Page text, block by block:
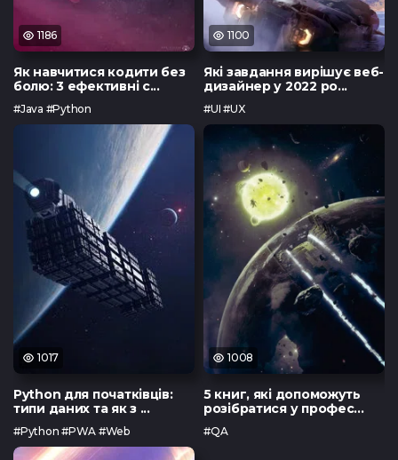
1186
Як навчитися кодити без
болю: 3 ефективні с...
#Java #Python
1100
Які завдання вирішує веб-
дизайнер у 2022 ро...
#UI #UX
1017
Python для початківців:
типи даних та як з ...
#Python #PWA #Web
1008
5 книг, які допоможуть
розібратися у профес...
#QA